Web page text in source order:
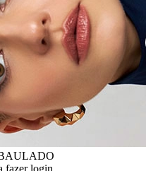
fazer login.